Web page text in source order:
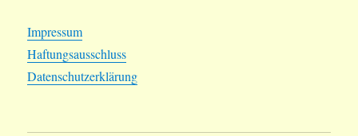
Impressum
Haftungsausschluss
Datenschutzerklärung